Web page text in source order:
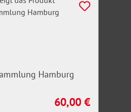
Hamburg
Regulärer Preis:
60,00 €